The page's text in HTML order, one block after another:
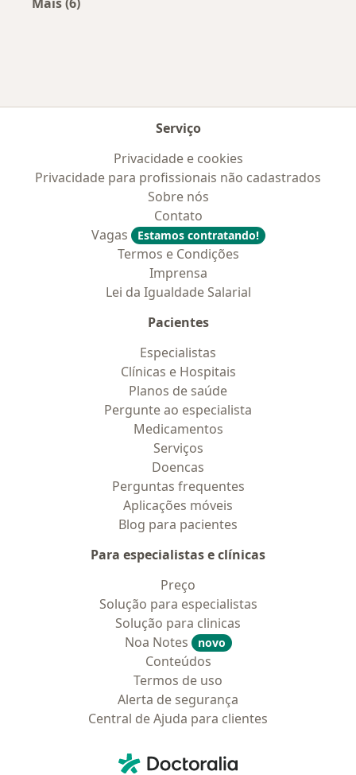
Serviço
Privacidade e cookies
Privacidade para profissionais não cadastrados
Sobre nós
Contato
Vagas
Estamos contratando!
Termos e Condições
Imprensa
Lei da Igualdade Salarial
Pacientes
Especialistas
Clínicas e Hospitais
Planos de saúde
Pergunte ao especialista
Medicamentos
Serviços
Doencas
Perguntas frequentes
Aplicações móveis
Blog para pacientes
Para especialistas e clínicas
Preço
Solução para especialistas
Solução para clinicas
Noa Notes
novo
Conteúdos
Termos de uso
Alerta de segurança
Central de Ajuda para clientes
Doctoralia - Homepage